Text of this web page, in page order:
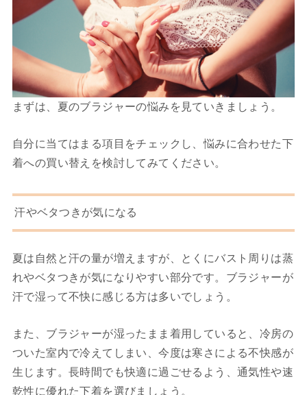
まずは、夏のブラジャーの悩みを見ていきましょう。
自分に当てはまる項目をチェックし、悩みに合わせた下
着への買い替えを検討してみてください。
汗やベタつきが気になる
夏は自然と汗の量が増えますが、とくにバスト周りは蒸
れやベタつきが気になりやすい部分です。ブラジャーが
汗で湿って不快に感じる方は多いでしょう。
また、ブラジャーが湿ったまま着用していると、冷房の
ついた室内で冷えてしまい、今度は寒さによる不快感が
生じます。長時間でも快適に過ごせるよう、通気性や速
乾性に優れた下着を選びましょう。